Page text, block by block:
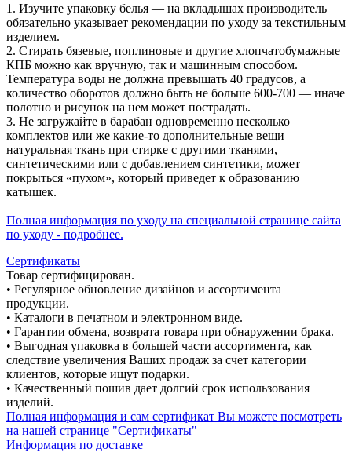
1. Изучите упаковку белья — на вкладышах производитель
обязательно указывает рекомендации по уходу за текстильным
изделием.
2. Стирать бязевые, поплиновые и другие хлопчатобумажные
КПБ можно как вручную, так и машинным способом.
Температура воды не должна превышать 40 градусов, а
количество оборотов должно быть не больше 600-700 — иначе
полотно и рисунок на нем может пострадать.
3. Не загружайте в барабан одновременно несколько
комплектов или же какие-то дополнительные вещи —
натуральная ткань при стирке с другими тканями,
синтетическими или с добавлением синтетики, может
покрыться «пухом», который приведет к образованию
катышек.
Полная информация по уходу на специальной странице сайта
по уходу - подробнее.
Сертификаты
Товар сертифицирован.
• Регулярное обновление дизайнов и ассортимента
продукции.
• Каталоги в печатном и электронном виде.
• Гарантии обмена, возврата товара при обнаружении брака.
• Выгодная упаковка в большей части ассортимента, как
следствие увеличения Ваших продаж за счет категории
клиентов, которые ищут подарки.
• Качественный пошив дает долгий срок использования
изделий.
Полная информация и сам сертификат Вы можете посмотреть
на нашей странице "Сертификаты"
Информация по доставке